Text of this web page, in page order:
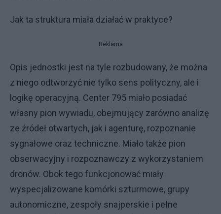
Jak ta struktura miała działać w praktyce?
Reklama
Opis jednostki jest na tyle rozbudowany, że można
z niego odtworzyć nie tylko sens polityczny, ale i
logikę operacyjną. Center 795 miało posiadać
własny pion wywiadu, obejmujący zarówno analizę
ze źródeł otwartych, jak i agenturę, rozpoznanie
sygnałowe oraz techniczne. Miało także pion
obserwacyjny i rozpoznawczy z wykorzystaniem
dronów. Obok tego funkcjonować miały
wyspecjalizowane komórki szturmowe, grupy
autonomiczne, zespoły snajperskie i pełne